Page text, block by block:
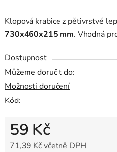
Klopová krabice z pětivrstvé
730x460x215 mm. Vhodná
Dostupnost
Můžeme doručit do:
Možnosti doručení
Kód:
59 Kč
71,39 Kč včetně DPH